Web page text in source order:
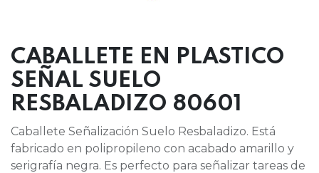
CABALLETE EN PLASTICO
SEÑAL SUELO
RESBALADIZO 80601
Caballete Señalización Suelo Resbaladizo. Está
fabricado en polipropileno con acabado amarillo y
serigrafía negra. Es perfecto para señalizar tareas de